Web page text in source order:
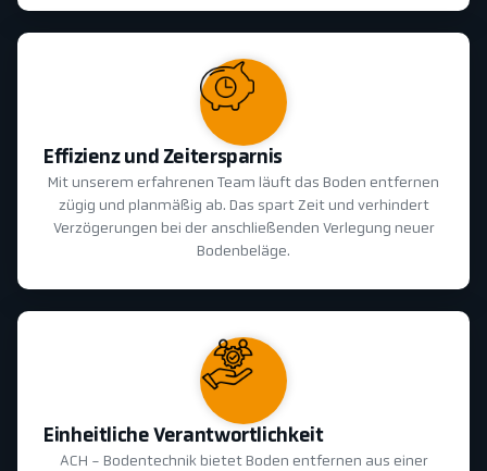
Effizienz und Zeitersparnis
Mit unserem erfahrenen Team läuft das Boden entfernen
zügig und planmäßig ab. Das spart Zeit und verhindert
Verzögerungen bei der anschließenden Verlegung neuer
Bodenbeläge.
Einheitliche Verantwortlichkeit
ACH - Bodentechnik bietet Boden entfernen aus einer